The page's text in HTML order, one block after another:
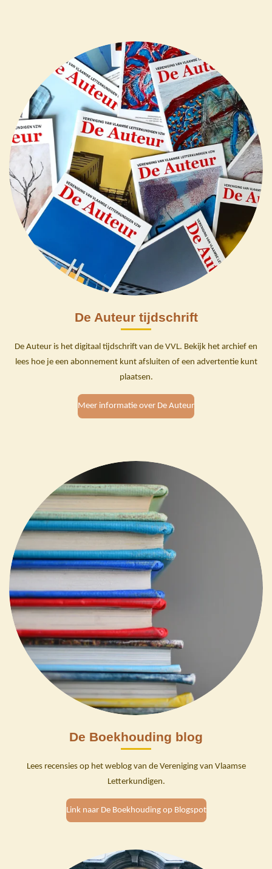
De Auteur tijdschrift
De Auteur is het digitaal tijdschrift van de VVL. Bekijk het archief en
lees hoe je een abonnement kunt afsluiten of een advertentie kunt
plaatsen.
Meer informatie over De Auteur
De Boekhouding blog
Lees recensies op het weblog van de Vereniging van Vlaamse
Letterkundigen.
Link naar De Boekhouding op Blogspot